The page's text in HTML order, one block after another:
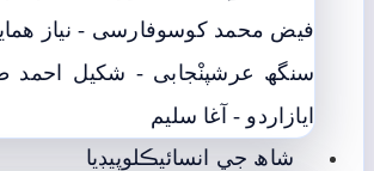
فيض محمد کوسوفارسی - نياز
سنگھ عرشپنْجابی - شکیل احمد
اياز اردو - آغا سليم
شاھ جي انسائيڪلوپيڊيا